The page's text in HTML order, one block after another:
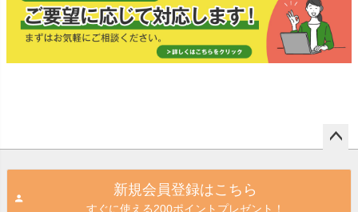
新規会員登録はこちら
すぐに使える200ポイントプレゼント！